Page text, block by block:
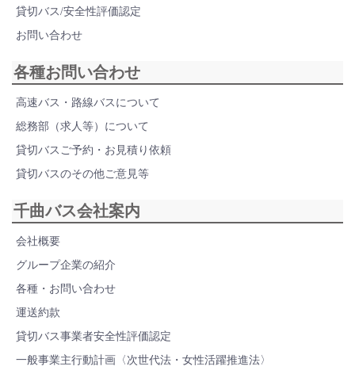
貸切バス/安全性評価認定
お問い合わせ
各種お問い合わせ
高速バス・路線バスについて
総務部（求人等）について
貸切バスご予約・お見積り依頼
貸切バスのその他ご意見等
千曲バス会社案内
会社概要
グループ企業の紹介
各種・お問い合わせ
運送約款
貸切バス事業者安全性評価認定
一般事業主行動計画〈次世代法・女性活躍推進法〉